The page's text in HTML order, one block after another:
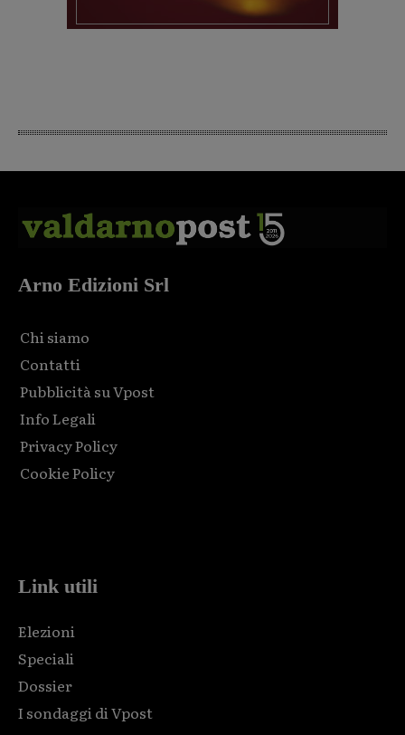
Arno Edizioni Srl
Chi siamo
Contatti
Pubblicità su Vpost
Info Legali
Privacy Policy
Cookie Policy
Link utili
Elezioni
Speciali
Dossier
I sondaggi di Vpost